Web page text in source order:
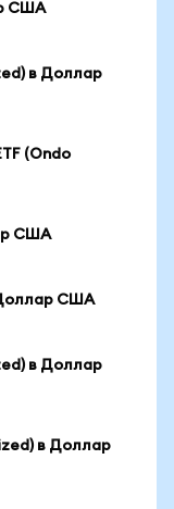
США
в Доллар
(Ondo
США
Доллар США
в Доллар
в Доллар